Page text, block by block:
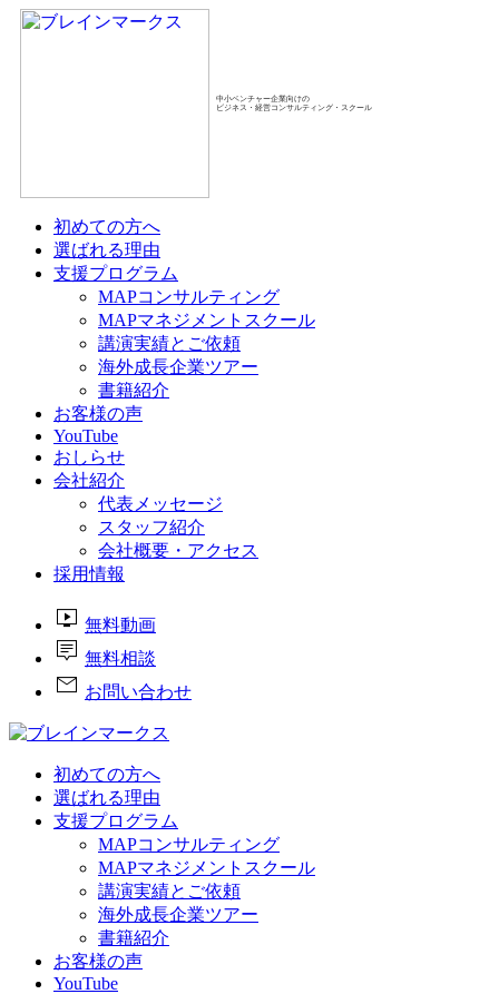
中小ベンチャー企業向けの
ビジネス・経営コンサルティング・スクール
初めての方へ
選ばれる理由
支援プログラム
MAPコンサルティング
MAPマネジメントスクール
講演実績とご依頼
海外成長企業ツアー
書籍紹介
お客様の声
YouTube
おしらせ
会社紹介
代表メッセージ
スタッフ紹介
会社概要・アクセス
採用情報
live_tv 無料動画
tooltip_2 無料相談
mail お問い合わせ
初めての方へ
選ばれる理由
支援プログラム
MAPコンサルティング
MAPマネジメントスクール
講演実績とご依頼
海外成長企業ツアー
書籍紹介
お客様の声
YouTube